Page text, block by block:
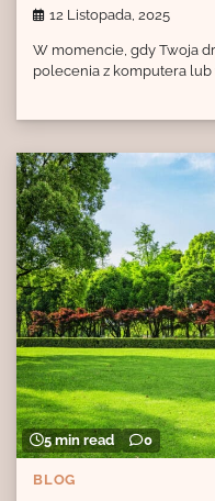
12 Listopada, 2025
W momencie, gdy Twoja
polecenia z komputera
5 min read 0
BLOG